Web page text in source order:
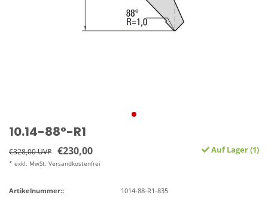
10.14-88°-R1
€328,00 UVP €230,00
* exkl. MwSt. Versandkostenfrei
Auf Lager (1)
Artikelnummer:: 1014-88-R1-835